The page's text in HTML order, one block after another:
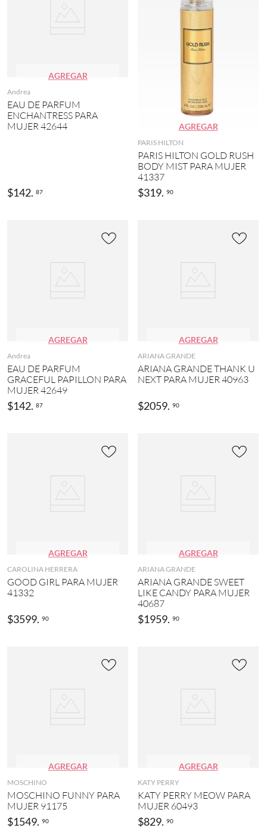
AGREGAR
Andrea
EAU DE PARFUM
ENCHANTRESS PARA
MUJER 42644
$142. 87
AGREGAR
PARIS HILTON
PARIS HILTON GOLD RUSH
BODY MIST PARA MUJER
41337
$319. 90
AGREGAR
Andrea
EAU DE PARFUM
GRACEFUL PAPILLON PARA
MUJER 42649
$142. 87
AGREGAR
ARIANA GRANDE
ARIANA GRANDE THANK U
NEXT PARA MUJER 40963
$2059. 90
AGREGAR
CAROLINA HERRERA
GOOD GIRL PARA MUJER
41332
$3599. 90
AGREGAR
ARIANA GRANDE
ARIANA GRANDE SWEET
LIKE CANDY PARA MUJER
40687
$1959. 90
AGREGAR
MOSCHINO
MOSCHINO FUNNY PARA
MUJER 91175
$1549. 90
AGREGAR
KATY PERRY
KATY PERRY MEOW PARA
MUJER 60493
$829. 90